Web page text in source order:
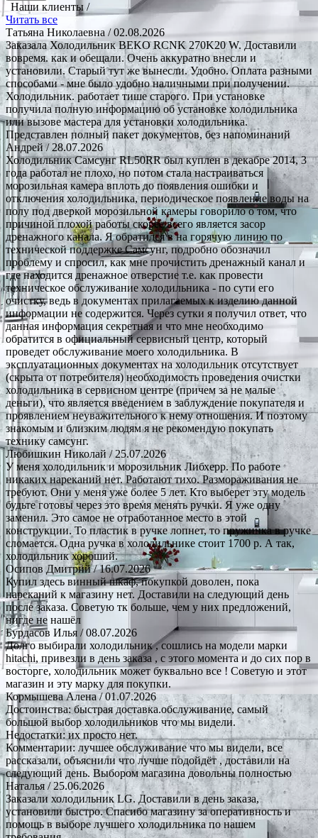
Наши клиенты /
Читать все
Татьяна Николаевна/ 02.08.2026
Заказала Холодильник BEKO RCNK 270K20 W. Доставили
вовремя. как и обещали. Очень аккуратно внесли и
установили. Старый тут же вынесли. Удобно. Оплата разными
способами - мне было удобно наличными при получении.
Холодильник. работает тише старого. При установке
получила полную информацию об установке холодильника
или вызове мастера для установки холодильника.
Представлен полный пакет документов, без напоминаний
Андрей/ 28.07.2026
Холодильник Самсунг RL50RR был куплен в декабре 2014, 3
года работал не плохо, но потом стала настраиваться
морозильная камера вплоть до появления ошибки и
отключения холодильника, периодическое появление воды на
полу под дверкой морозильной камеры говорило о том, что
причиной плохой работы скорее всего является засор
дренажного канала. Я обратился в на горячую линию по
технической поддержке Самсунг, подробно обозначил
проблему и спросил, как мне прочистить дренажный канал и
где находится дренажное отверстие т.е. как провести
техническое обслуживание холодильника - по сути его
очистку, ведь в документах прилагаемых к изделию данной
информации не содержится. Через сутки я получил ответ, что
данная информация секретная и что мне необходимо
обратится в официальный сервисный центр, который
проведет обслуживание моего холодильника. В
эксплуатационных документах на холодильник отсутствует
(скрыта от потребителя) необходимость проведения очистки
холодильника в сервисном центре (причем за не малые
деньги), что является введением в заблуждение покупателя и
проявлением неуважительного к нему отношения. И поэтому
знакомым и близким людям я не рекомендую покупать
технику самсунг.
Любишкин Николай / 25.07.2026
У меня холодильник и морозильник Либхерр. По работе
никаких нареканий нет. Работают тихо. Размораживания не
требуют. Они у меня уже более 5 лет. Кто выберет эту модель
будьте готовы через это время менять ручки. Я уже одну
заменил. Это самое не отработанное место в этой
конструкции. То пластик в ручке лопнет, то пружинка в ручке
сломается. Одна ручка в холодильнике стоит 1700 р. А так,
холодильник хороший.
Осипов Дмитрий/ 16.07.2026
Купил здесь винный шкаф, покупкой доволен, пока
нареканий к магазину нет. Доставили на следующий день
после заказа. Советую тк больше, чем у них предложений,
нигде не нашёл
Бурдасов Илья / 08.07.2026
Долго выбирали холодильник , сошлись на модели марки
hitachi, привезли в день заказа , с этого момента и до сих пор в
восторге, холодильник может буквально все ! Советую и этот
магазин и эту марку для покупки.
Кормышева Алена/ 01.07.2026
Достоинства: быстрая доставка.обслуживание, самый
большой выбор холодильников что мы видели.
Недостатки: их просто нет.
Комментарии: лучшее обслуживание что мы видели, все
рассказали, объяснили что лучше подойдёт , доставили на
следующий день. Выбором магазина довольны полностью
Наталья / 25.06.2026
Заказали холодильник LG. Доставили в день заказа,
установили быстро. Спасибо магазину за оперативность и
помощь в выборе лучшего холодильника по нашем